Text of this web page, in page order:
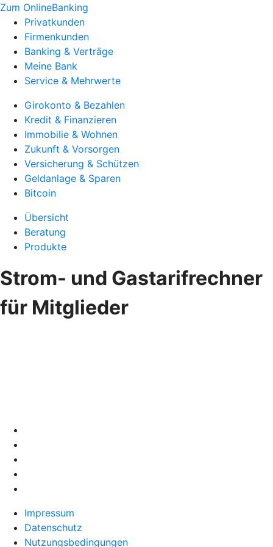
Zum OnlineBanking
Privatkunden
Firmenkunden
Banking & Verträge
Meine Bank
Service & Mehrwerte
Girokonto & Bezahlen
Kredit & Finanzieren
Immobilie & Wohnen
Zukunft & Vorsorgen
Versicherung & Schützen
Geldanlage & Sparen
Bitcoin
Übersicht
Beratung
Produkte
Strom- und Gastarifrechner
für Mitglieder
Impressum
Datenschutz
Nutzungsbedingungen